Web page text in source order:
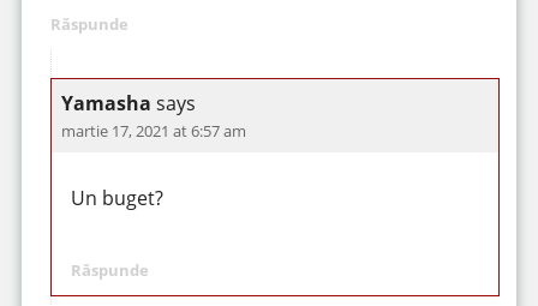
Răspunde
Yamasha says
martie 17, 2021 at 6:57 am
Un buget?
Răspunde